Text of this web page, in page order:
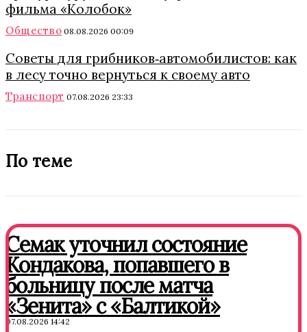
фильма «Колобок»
Общество 08.08.2026 00:09
Советы для грибников‑автомобилистов: как
в лесу точно вернуться к своему авто
Транспорт 07.08.2026 23:33
По теме
Семак уточнил состояние
Кондакова, попавшего в
больницу после матча
«Зенита» с «Балтикой»
07.08.2026 14:42